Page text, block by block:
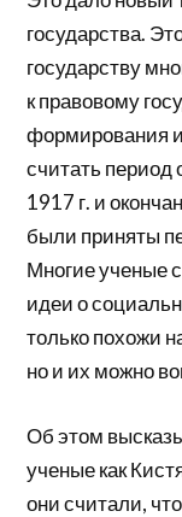
государства.
государству
к правовому
формирования
считать период
1917 г. и
были приняты
Многие ученые
идеи о
только похожи
но и их можно
Об этом
ученые как
они считали,